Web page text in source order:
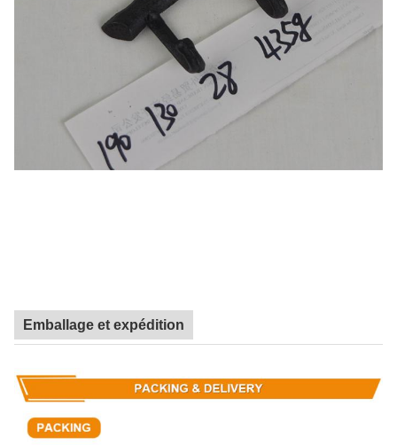
Emballage et expédition